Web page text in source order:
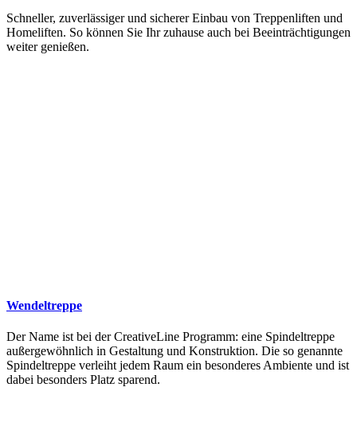
Schneller, zuverlässiger und sicherer Einbau von Treppenliften und
Homeliften. So können Sie Ihr zuhause auch bei Beeinträchtigungen
weiter genießen.
Wendeltreppe
Der Name ist bei der CreativeLine Programm: eine Spindeltreppe
außergewöhnlich in Gestaltung und Konstruktion. Die so genannte
Spindeltreppe verleiht jedem Raum ein besonderes Ambiente und ist
dabei besonders Platz sparend.